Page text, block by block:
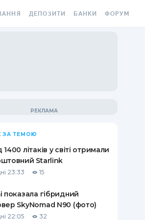
ВІНЬЄТКА
ВІД
ВИПАДКІВ
ДЕПОЗИТИ
ПИТАННЯ ТА ВІДПОВІДІ
ДЕПОЗИТНИЙ КАЛЬКУЛЯТОР
ПУТІВНИКИ ПО
БАНКИ ФОРУМ
ЗА ТЕМОЮ
літаків у світі отримали
Starlink
23:33 15
показала гібридний
SkyNomad N90 (фото)
22:05 32